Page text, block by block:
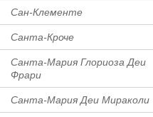
Сан-Клементе
Санта-Кроче
Санта-Мария Глориоза Деи
Фрари
Санта-Мария Деи Мираколи